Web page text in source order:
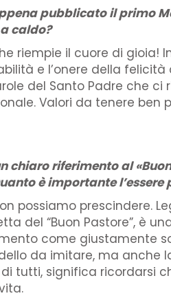
pubblicato il primo
caldo?
riempie il cuore di
e l’onere della
del Santo Padre che
Valori da tenere
chiaro riferimento al
è importante l’essere
possiamo prescindere.
del “Buon Pastore”, è
come giustamente
da imitare, ma anche
tutti, significa ricordarsi